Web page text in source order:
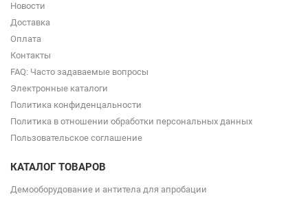
Новости
Доставка
Оплата
Контакты
FAQ: Часто задаваемые вопросы
Электронные каталоги
Политика конфиденцальности
Политика в отношении обработки персональных данных
Пользовательское соглашение
КАТАЛОГ ТОВАРОВ
Демооборудование и антитела для апробации